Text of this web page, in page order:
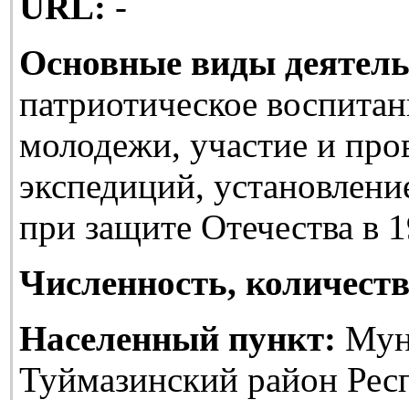
Основные виды
патриотическое
молодежи, участие и
экспедиций,
при защите Отечества в
Численность,
Населенный пункт:
Туймазинский район